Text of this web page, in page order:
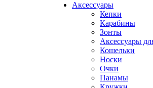
Аксессуары
Кепки
Карабины
Зонты
Аксессуары
Кошельки
Носки
Очки
Панамы